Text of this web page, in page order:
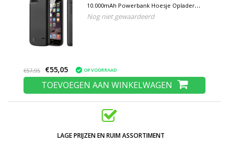
10.000mAh Powerbank Hoesje Oplader
Batterij Cover Case Zwart
Nog niet gewaardeerd
€57,95 €55,05 OP VOORRAAD
TOEVOEGEN AAN WINKELWAGEN
LAGE PRIJZEN EN RUIM ASSORTIMENT